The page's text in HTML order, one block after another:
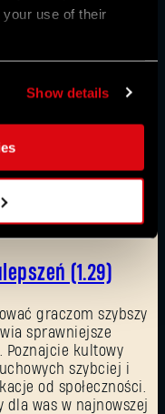
use of their
Show details
(1.29)
graczom szybszy
sprawniejsze
Poznajcie kultowy
szybciej i
od społeczności.
dla was w najnowszej
Nie pamiętasz hasła?